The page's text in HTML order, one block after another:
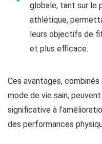
globale, tant sur le
athlétique,
leurs objectifs de
et plus efficace.
Ces avantages,
mode de vie sain,
significative à
des performances